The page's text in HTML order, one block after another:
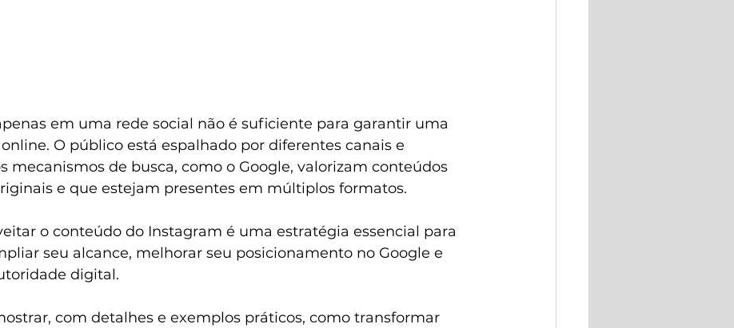
em uma rede social não é suficiente para garantir uma
O público está espalhado por diferentes canais e
mecanismos de busca, como o Google, valorizam conteúdos
e que estejam presentes em múltiplos formatos.
o conteúdo do Instagram é uma estratégia essencial para
seu alcance, melhorar seu posicionamento no Google e
digital.
com detalhes e exemplos práticos, como transformar